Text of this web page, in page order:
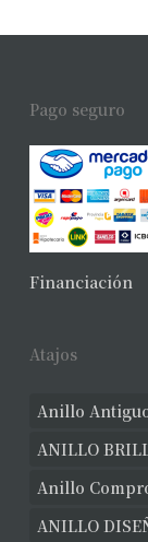
Pago seguro
Financiación
Atajos
Anillo
ANILLO
Anillo
ANILLO